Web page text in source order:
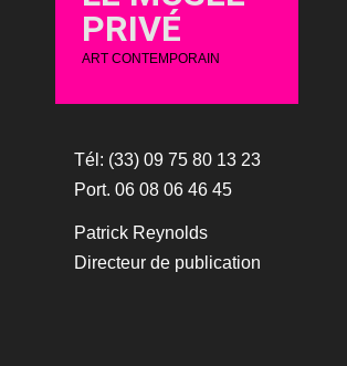
PRIVÉ
ART CONTEMPORAIN
Tél: (33) 09 75 80 13 23
Port. 06 08 06 46 45
Patrick Reynolds
Directeur de publication